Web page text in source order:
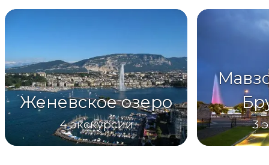
Женевское озеро
4 экскурсии 3